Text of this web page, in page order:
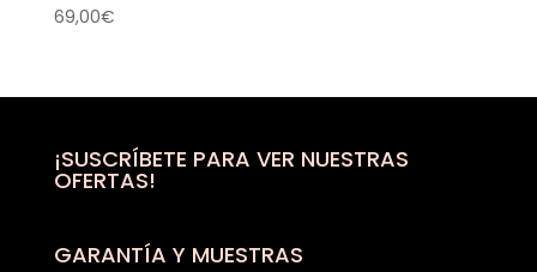
69,00€
¡SUSCRÍBETE PARA VER NUESTRAS
OFERTAS!
GARANTÍA Y MUESTRAS